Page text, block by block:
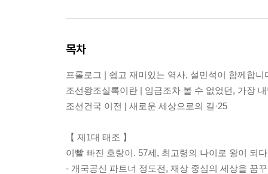
목차
프롤로그 | 쉽고 재미있는 역사, 설민석이 함께합니
조선왕조실록이란 | 임금조차 볼 수 없었던, 가장 내
조선건국 이전 | 새로운 세상으로의 길·25
【 제1대 태조 】
이빨 빠진 호랑이. 57세, 최고령의 나이로 왕이 되다
- 개국공신 파트너 정도전, 재상 중심의 세상을 꿈